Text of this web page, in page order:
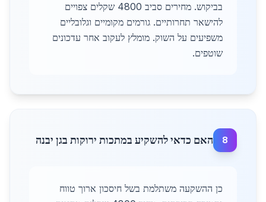
בביקוש. מחירים סביב 4800 שקלים צפויים
להישאר תחרותיים. גורמים מקומיים וגלובליים
משפיעים על השוק. מומלץ לעקוב אחר עדכונים
שוטפים.
8 האם כדאי להשקיע במתכות ירוקות בגן יבנה
כן ההשקעה משתלמת בשל חיסכון ארוך טווח